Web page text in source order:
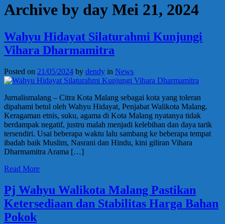
Archive by day Mei 21, 2024
Wahyu Hidayat Silaturahmi Kunjungi
Vihara Dharmamitra
Posted on 21/05/2024 by dendy in News
Jurnalismalang – Citra Kota Malang sebagai kota yang toleran
dipahami betul oleh Wahyu Hidayat, Penjabat Walikota Malang.
Keragaman etnis, suku, agama di Kota Malang nyatanya tidak
berdampak negatif, justru malah menjadi kelebihan dan daya tarik
tersendiri. Usai beberapa waktu lalu sambang ke beberapa tempat
ibadah baik Muslim, Nasrani dan Hindu, kini giliran Vihara
Dharmamitra Arama […]
Read More
Pj Wahyu Walikota Malang Pastikan
Ketersediaan dan Stabilitas Harga Bahan
Pokok